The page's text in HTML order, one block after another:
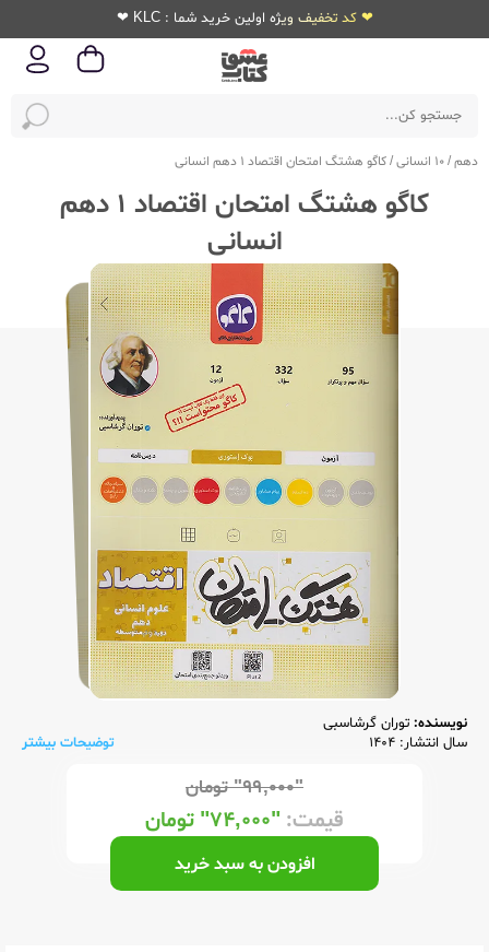
❤ کد تخفیف ویژه اولین خرید شما : KLC ❤
دهم/10 انسانی /کاگو هشتگ امتحان اقتصاد 1 دهم انسانی
کاگو هشتگ امتحان اقتصاد 1 دهم
انسانی
نویسنده: توران گرشاسبی
سال انتشار: 1404
توضیحات بیشتر
"۹۹,۰۰۰" تومان
قیمت: "۷۴,۰۰۰" تومان
افزودن به سبد خرید